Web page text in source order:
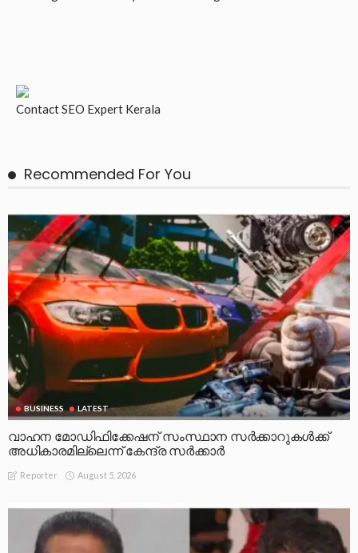
ContactSEO Expert Kerala
Recommended For You
BUSINESS LATEST
വാഹന മോഡിഫിക്കേഷന് സംസ്ഥാന സർക്കാറുകൾക്ക്
അധികാരമില്ലെന്ന് കേന്ദ്ര സർക്കാർ
Reporter August 5, 2026